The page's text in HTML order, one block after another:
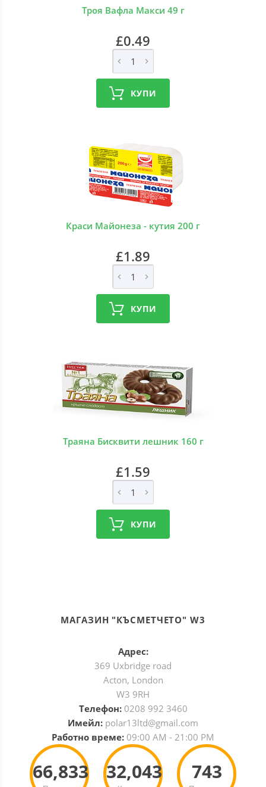
Троя Вафла Макси 49 г
£0.49
КУПИ
Краси Майонеза - кутия 200 г
£1.89
КУПИ
Траяна Бисквити лешник 160 г
£1.59
КУПИ
МАГАЗИН "КЪСМЕТЧЕТО" W3
Адрес:
369 Uxbridge road
Acton, London
W3 9RH
Телефон: 0208 992 3460
Имейл: polar13ltd@gmail.com
Работно време: 09:00 AM - 21:00 PM
66,833 32,043 743